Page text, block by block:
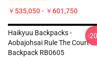
￥535,050 - ￥601,750
Haikyuu Backpacks -
Aobajohsai Rule The Court
Backpack RB0605
-